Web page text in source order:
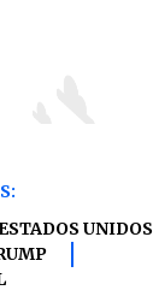
UNIDOS